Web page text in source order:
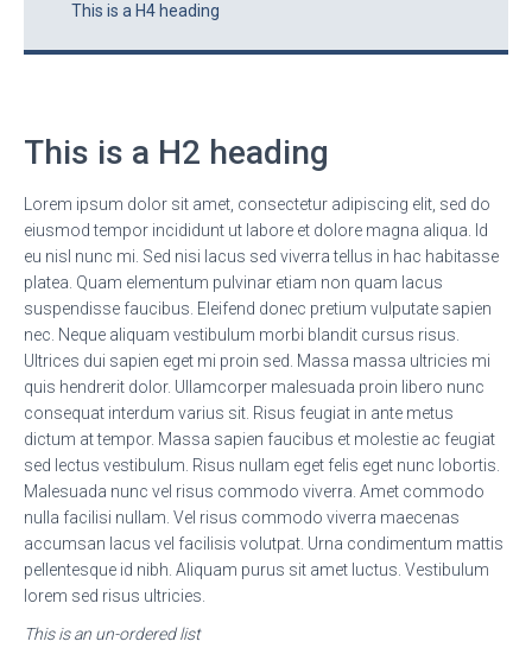
This is a H4 heading
This is a H2 heading
Lorem ipsum dolor sit amet, consectetur adipiscing elit, sed do
eiusmod tempor incididunt ut labore et dolore magna aliqua. Id
eu nisl nunc mi. Sed nisi lacus sed viverra tellus in hac habitasse
platea. Quam elementum pulvinar etiam non quam lacus
suspendisse faucibus. Eleifend donec pretium vulputate sapien
nec. Neque aliquam vestibulum morbi blandit cursus risus.
Ultrices dui sapien eget mi proin sed. Massa massa ultricies mi
quis hendrerit dolor. Ullamcorper malesuada proin libero nunc
consequat interdum varius sit. Risus feugiat in ante metus
dictum at tempor. Massa sapien faucibus et molestie ac feugiat
sed lectus vestibulum. Risus nullam eget felis eget nunc lobortis.
Malesuada nunc vel risus commodo viverra. Amet commodo
nulla facilisi nullam. Vel risus commodo viverra maecenas
accumsan lacus vel facilisis volutpat. Urna condimentum mattis
pellentesque id nibh. Aliquam purus sit amet luctus. Vestibulum
lorem sed risus ultricies.
This is an un-ordered list